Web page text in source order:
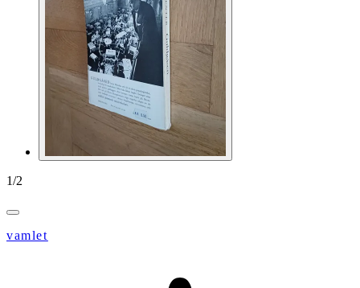
1/2
vamlet